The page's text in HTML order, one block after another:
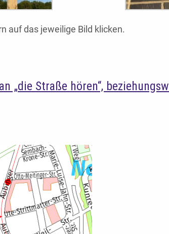
auf das jeweilige Bild klicken.
„die Straße hören“,